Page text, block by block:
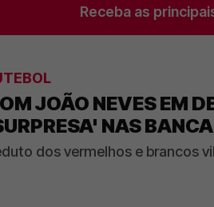
Receba as
JOÃO NEVES EM
NAS
dos vermelhos e brancos